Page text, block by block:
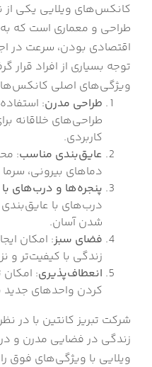
کانکس‌های ویلایی یکی از
طراحی و معماری است که به
اقتصادی بودن، سرعت در
توجه بسیاری از افراد قرار
ویژگی‌های اصلی
طراحی مدرن:
طراحی‌های خلاقانه
کاربردی.
عایق‌بندی مناسب:
دماهای بیرونی، سرما
پنجره‌ها و درب‌های
درب‌های با
شدن آسان.
فضای سبز: امکان
زندگی با کیفیت‌تر و
انعطاف‌پذیری: امکان
کردن واحدهای جدید
شرکت تبریز کانتین با در
زندگی در فضایی مدرن و
ویلایی با ویژگی‌های فوق